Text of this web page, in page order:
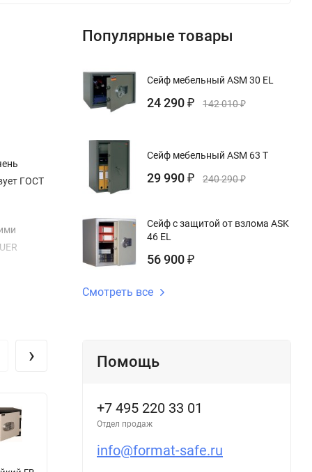
ГОСТ
Сейф
Сейф
›
Популярные товары
Сейф мебельный ASM 30 EL
24 290 ₽ 142 010₽
Сейф мебельный ASM 63 T
29 990 ₽ 240 290₽
Сейф с защитой от взлома ASK
46 EL
56 900 ₽
Смотреть все
Помощь
+7 495 220 33 01
Отдел продаж
info@format-safe.ru